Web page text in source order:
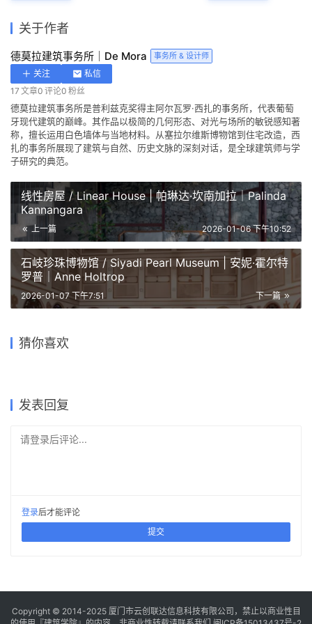
关于作者
德莫拉建筑事务所｜De Mora 事务所 & 设计师
关注
私信
17 文章0 评论0 粉丝
德莫拉建筑事务所是普利兹克奖得主阿尔瓦罗·西扎的事务所，代表葡萄
牙现代建筑的巅峰。其作品以极简的几何形态、对光与场所的敏锐感知著
称，擅长运用白色墙体与当地材料。从塞拉尔维斯博物馆到住宅改造，西
扎的事务所展现了建筑与自然、历史文脉的深刻对话，是全球建筑师与学
子研究的典范。
线性房屋 / Linear House | 帕琳达·坎南加拉｜Palinda
Kannangara
上一篇 2026-01-06 下午10:52
石岐珍珠博物馆 / Siyadi Pearl Museum | 安妮·霍尔特
罗普｜Anne Holtrop
下一篇
2026-01-07 下午7:51
猜你喜欢
建筑事务所｜Caruso St John
宅 / House in Palau Solità i
乌尔斯塔雷之家 / House in
发表回复
请登录后评论...
登录后才能评论
提交
Copyright © 2014-2025 厦门市云创联达信息科技有限公司，禁止以商业性目